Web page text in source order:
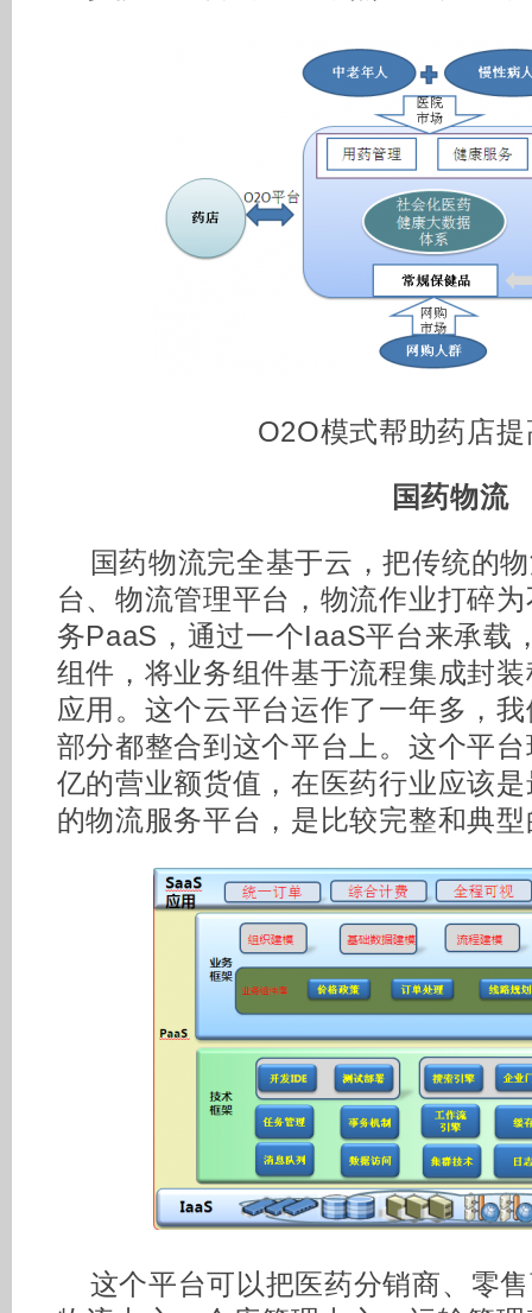
O2O模式帮助药店
国药物流
国药物流完全基于云，把传统的
台、物流管理平台，物流作业打碎
务PaaS，通过一个IaaS平台来承载
组件，将业务组件基于流程集成封
应用。这个云平台运作了一年多，
部分都整合到这个平台上。这个平
亿的营业额货值，在医药行业应该
的物流服务平台，是比较完整和典
这个平台可以把医药分销商、零